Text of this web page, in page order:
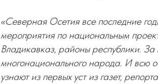
«Северная Осетия все последние
мероприятия по национальным
Владикавказ, районы республики.
многонационального народа. И всю
узнают из первых уст из газет,